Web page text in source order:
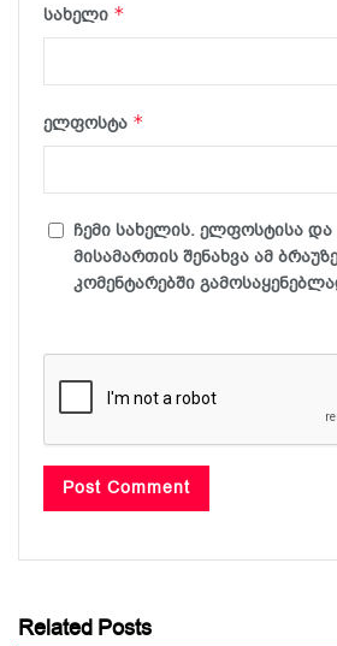
სახელი *
ელფოსტა *
ჩემი სახელის. ელფოსტისა და
მისამართის შენახვა ამ
კომენტარებში
Related Posts